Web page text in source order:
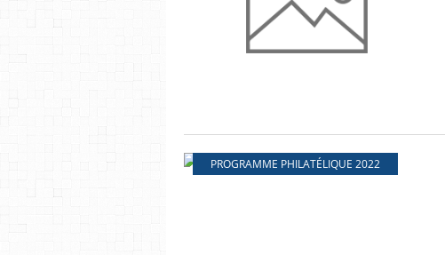
PROGRAMME PHILATÉLIQUE 2022